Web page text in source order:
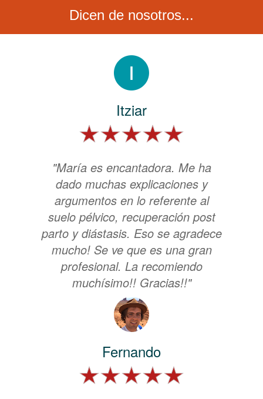
Dicen de nosotros...
Itziar
"María es encantadora. Me ha
dado muchas explicaciones y
argumentos en lo referente al
suelo pélvico, recuperación post
parto y diástasis. Eso se agradece
mucho! Se ve que es una gran
profesional. La recomiendo
muchísimo!! Gracias!!"
Fernando